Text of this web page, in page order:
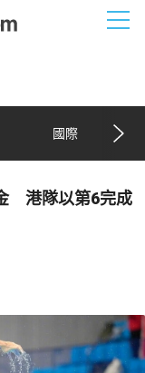
國際
港隊以第6完成